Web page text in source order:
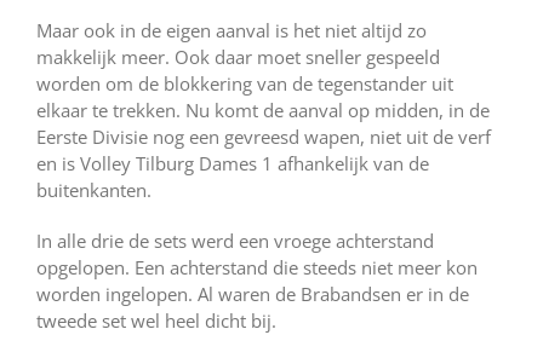
Maar ook in de eigen aanval is het niet altijd zo
makkelijk meer. Ook daar moet sneller gespeeld
worden om de blokkering van de tegenstander uit
elkaar te trekken. Nu komt de aanval op midden, in de
Eerste Divisie nog een gevreesd wapen, niet uit de verf
en is Volley Tilburg Dames 1 afhankelijk van de
buitenkanten.
In alle drie de sets werd een vroege achterstand
opgelopen. Een achterstand die steeds niet meer kon
worden ingelopen. Al waren de Brabandsen er in de
tweede set wel heel dicht bij.